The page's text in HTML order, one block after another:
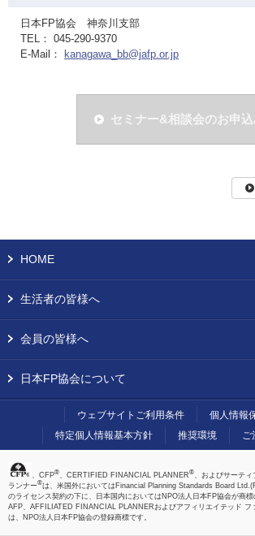
日本FP協会 神奈川支部
TEL： 045-290-9370
E-Mail：
kanagawa_bb@jafp.or.jp
セミナー&相談会のお申
HOME
生活者の皆様へ
会員の皆様へ
日本FP協会について
ウェブサイトご利用条件
個人情報
特定個人情報基本方針
推奨環境 ご
、CFP® 、CERTIFIED FINANCIAL PLANNER® 、およびサーテ
ランナー®は、米国外においてはFinancial Planning Standards Board
のライセンス契約の下に、日本国内においてはNPO法人日本FP協会が商標
AFP、AFFILIATED FINANCIAL PLANNERおよびアフィリエイテッド フ
は、NPO法人日本FP協会の登録商標です。